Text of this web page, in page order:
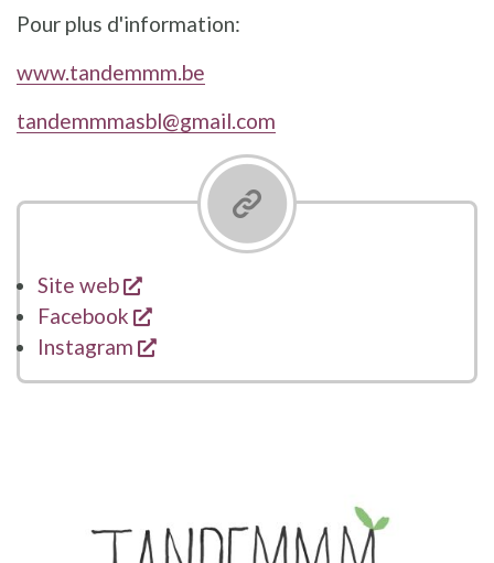
Pour plus d'information:
www.tandemmm.be
tandemmmasbl@gmail.com
Site web
s'ouvre dans une nouvelle fenêtre
Facebook
s'ouvre dans une nouvelle fenêtre
Instagram
s'ouvre dans une nouvelle fenêtre